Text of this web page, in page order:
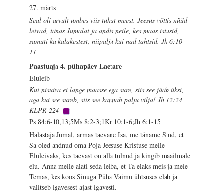
27. märts
Seal oli arvult umbes viis tuhat meest. Jeesus võttis nüüd
leivad, tänas Jumalat ja andis neile, kes maas istusid,
samuti ka kalakestest, niipalju kui nad tahtsid. Jh 6:10-
11
Paastuaja 4. pühapäev Laetare
Eluleib
Kui nisuiva ei lange maasse ega sure, siis see jääb üksi,
aga kui see sureb, siis see kannab palju vilja! Jh 12:24
KLPR 224
Ps 84:6-10,13;5Ms 8:2-3;1Kr 10:1-6;Jh 6:1-15
Halastaja Jumal, armas taevane Isa, me täname Sind, et
Sa oled andnud oma Poja Jeesuse Kristuse meile
Eluleivaks, kes taevast on alla tulnud ja kingib maailmale
elu. Anna meile alati seda leiba, et Ta elaks meis ja meie
Temas, kes koos Sinuga Püha Vaimu ühtsuses elab ja
valitseb igavesest ajast igavesti.